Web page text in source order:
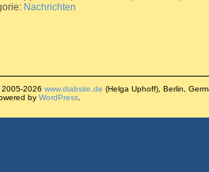
Nachrichten
2026 www.diabsite.de (Helga Uphoff), Berlin,
by WordPress.